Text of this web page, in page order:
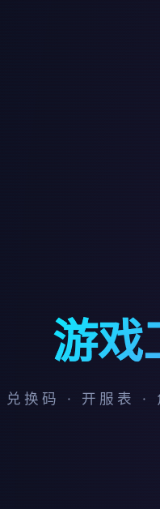
游戏
兑换码 · 开服表 ·